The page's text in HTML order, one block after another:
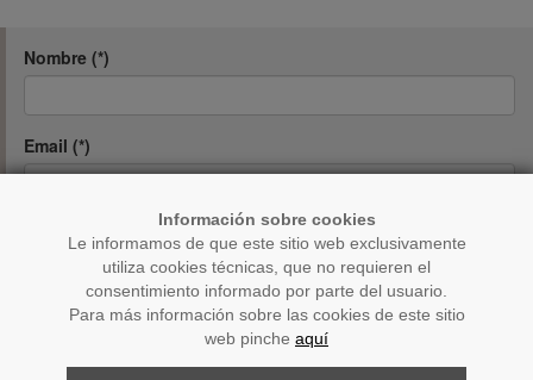
Información sobre cookies
Le informamos de que este sitio web exclusivamente
utiliza cookies técnicas, que no requieren el
consentimiento informado por parte del usuario.
Para más información sobre las cookies de este sitio
web pinche aquí
Nombre (*)
Email (*)
Contraseña (*)
Repetir contraseña (*)